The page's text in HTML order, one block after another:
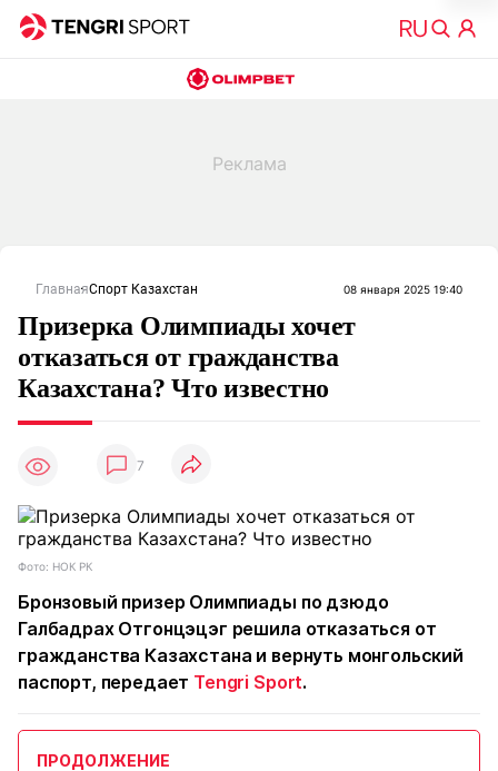
ГлавнаяСпорт Казахстан 08 января 2025 19:40
Призерка Олимпиады хочет
отказаться от гражданства
Казахстана? Что известно
7
Фото: НОК РК
Бронзовый призер Олимпиады по дзюдо
Галбадрах Отгонцэцэг решила отказаться от
гражданства Казахстана и вернуть монгольский
паспорт, передает Tengri Sport.
ПРОДОЛЖЕНИЕ